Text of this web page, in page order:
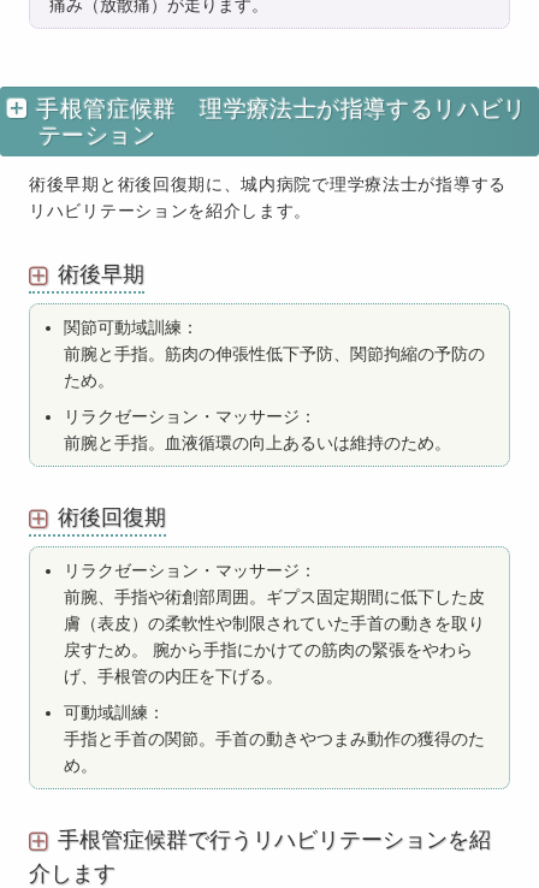
痛み（放散痛）が走ります。
手根管症候群 理学療法士が指導するリハビリ
テーション
術後早期と術後回復期に、城内病院で理学療法士が指導する
リハビリテーションを紹介します。
術後早期
関節可動域訓練：
前腕と手指。筋肉の伸張性低下予防、関節拘縮の予防の
ため。
リラクゼーション・マッサージ：
前腕と手指。血液循環の向上あるいは維持のため。
術後回復期
リラクゼーション・マッサージ：
前腕、手指や術創部周囲。ギプス固定期間に低下した皮
膚（表皮）の柔軟性や制限されていた手首の動きを取り
戻すため。 腕から手指にかけての筋肉の緊張をやわら
げ、手根管の内圧を下げる。
可動域訓練：
手指と手首の関節。手首の動きやつまみ動作の獲得のた
め。
手根管症候群で行うリハビリテーションを紹
介します